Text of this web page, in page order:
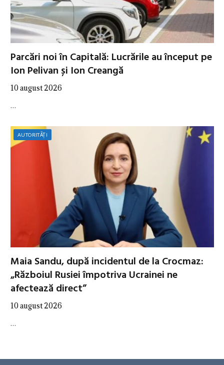
Parcări noi în Capitală: Lucrările au început pe
Ion Pelivan și Ion Creangă
10 august 2026
…
AUTORITĂȚI
Maia Sandu, după incidentul de la Crocmaz:
„Războiul Rusiei împotriva Ucrainei ne
afectează direct”
10 august 2026
…